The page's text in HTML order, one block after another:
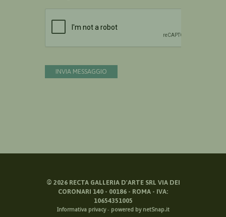
INVIA MESSAGGIO
© 2026RECTA GALLERIA D'ARTE SRL VIA DEI
CORONARI 140 - 00186 - ROMA - IVA:
10654351005
Informativa privacy- powered by netSnap.it